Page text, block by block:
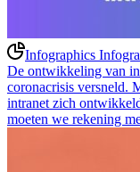
Infographics
De ontwikkeling van
coronacrisis versneld.
intranet zich
moeten we rekening